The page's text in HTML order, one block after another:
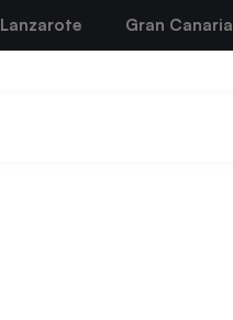
Lanzarote Gran Canaria